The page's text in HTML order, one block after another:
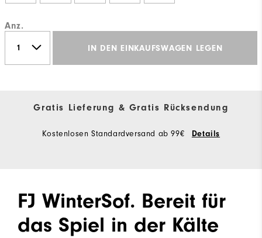
Anz.
IN DEN EINKAUFSWAGEN LEGEN
Gratis Lieferung & Gratis Rücksendung
Kostenlosen Standardversand ab 99€ Details
FJ WinterSof. Bereit für
das Spiel in der Kälte